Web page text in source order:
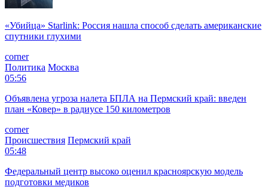
«Убийца» Starlink: Россия нашла способ сделать американские
спутники глухими
corner
Политика Москва
05:56
Объявлена угроза налета БПЛА на Пермский край: введен
план «Ковер» в радиусе 150 километров
corner
Происшествия Пермский край
05:48
Федеральный центр высоко оценил красноярскую модель
подготовки медиков